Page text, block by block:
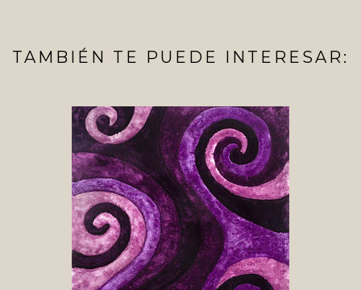
TAMBIÉN TE PUEDE INTERESAR: